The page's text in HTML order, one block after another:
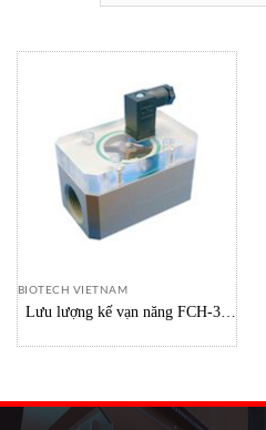
BIOTECH VIETNAM
Lưu lượng kế vạn năng FCH-34